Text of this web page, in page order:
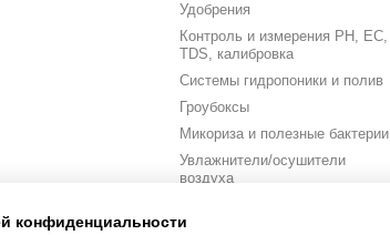
Удобрения
Контроль и измерения PH, EC,
TDS, калибровка
Системы гидропоники и полив
Гроубоксы
Микориза и полезные бактерии
Увлажнители/осушители
воздуха
Аксессуары
конфиденциальности